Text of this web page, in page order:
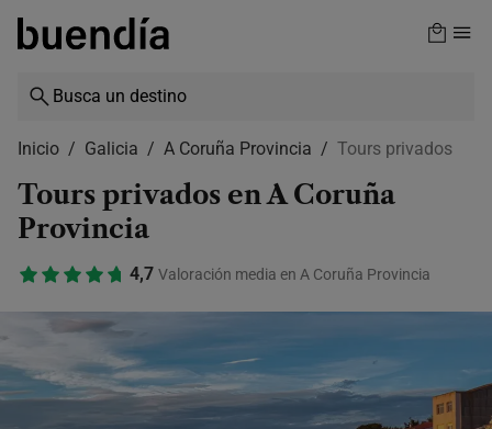
Skip
content
Inicio Galicia A Coruña Provincia Tours privados
Tours privados en A Coruña
Provincia
4,7 Valoración media en A Coruña Provincia